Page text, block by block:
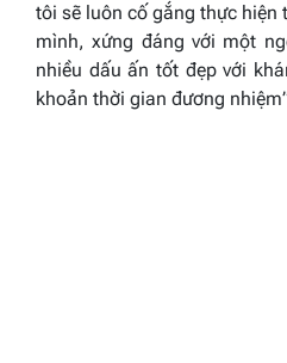
tôi sẽ luôn cố gắng thực hiện
mình, xứng đáng với một
nhiều dấu ấn tốt đẹp với
khoản thời gian đương